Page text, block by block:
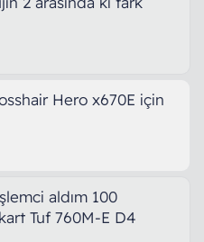
Hero x670E için
aldım 100
Tuf 760M-E D4